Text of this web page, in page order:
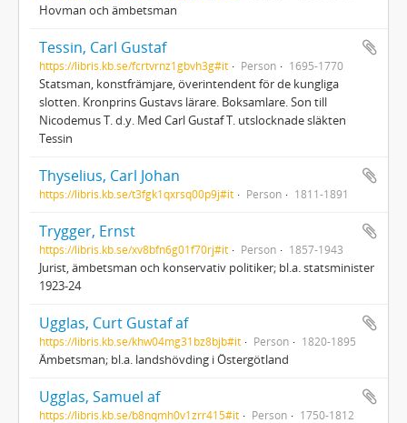
Hovman och ämbetsman
Tessin, Carl Gustaf
https://libris.kb.se/fcrtvrnz1gbvh3g#it Person 1695-1770
Statsman, konstfrämjare, överintendent för de kungliga
slotten. Kronprins Gustavs lärare. Boksamlare. Son till
Nicodemus T. d.y. Med Carl Gustaf T. utslocknade släkten
Tessin
Thyselius, Carl Johan
https://libris.kb.se/t3fgk1qxrsq00p9j#it Person 1811-1891
Trygger, Ernst
https://libris.kb.se/xv8bfn6g01f70rj#it Person 1857-1943
Jurist, ämbetsman och konservativ politiker; bl.a. statsminister
1923-24
Ugglas, Curt Gustaf af
https://libris.kb.se/khw04mg31bz8bjb#it Person 1820-1895
Ämbetsman; bl.a. landshövding i Östergötland
Ugglas, Samuel af
https://libris.kb.se/b8nqmh0v1zrr415#it Person 1750-1812